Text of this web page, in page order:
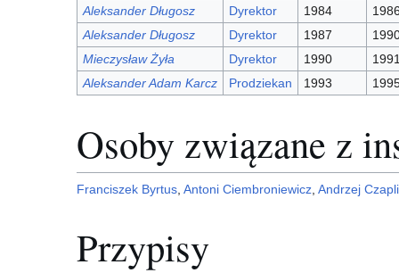
Aleksander Długosz
Dyrektor 1984
Aleksander Długosz
Dyrektor 1987
Mieczysław Żyła
Dyrektor 1990
Aleksander Adam Karcz
Prodziekan 1993
Osoby związane z
Franciszek Byrtus Antoni Ciembroniewicz Andrzej
Przypisy